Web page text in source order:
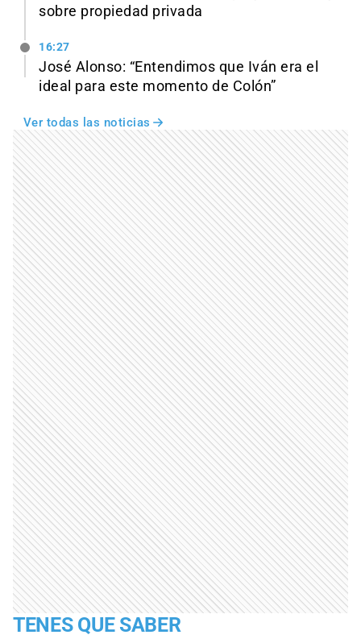
sobre propiedad privada
16:27
José Alonso: “Entendimos que Iván era el
ideal para este momento de Colón”
Ver todas las noticias
TENES QUE SABER